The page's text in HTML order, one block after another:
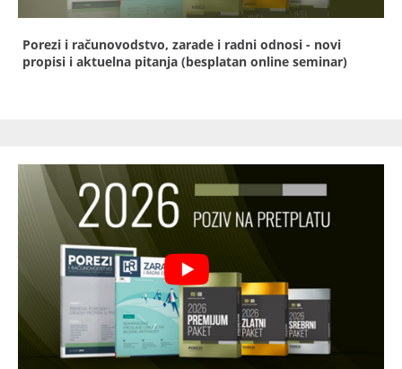
Porezi i računovodstvo, zarade i radni odnosi - novi
propisi i aktuelna pitanja (besplatan online seminar)